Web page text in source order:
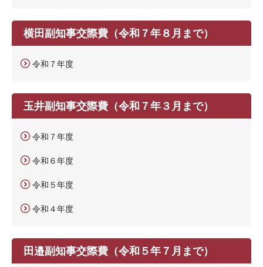
横田副知事交際費（令和７年８月まで）
令和７年度
玉井副知事交際費（令和７年３月まで）
令和７年度
令和６年度
令和５年度
令和４年度
田邉副知事交際費（令和５年７月まで）